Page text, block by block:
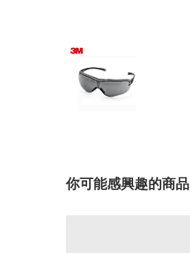
你可能感興趣的商品